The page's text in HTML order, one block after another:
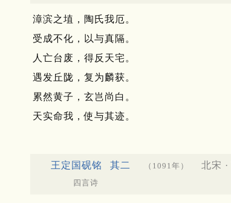
漳滨之埴，陶氏我厄。
受成不化，以与真隔。
人亡台废，得反天宅。
遇发丘陇，复为麟获。
累然黄子，玄岂尚白。
天实命我，使与其迹。
王定国砚铭 其二 （1091年） 北宋 ·
四言诗